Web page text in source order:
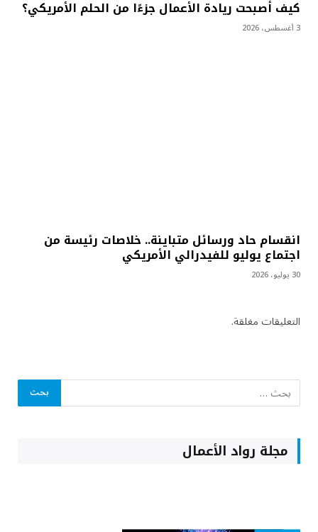
كيف أصبحت ريادة الأعمال جزءًا من الحلم الأمريكي؟
3 أغسطس، 2026
انقسام حاد ورسائل متباينة.. خلاصات رئيسة من
اجتماع يوليو للفيدرالي الأمريكي
30 يوليو، 2026
التعليقات مغلقة.
مجلة رواد الأعمال